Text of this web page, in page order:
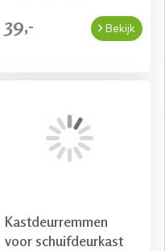
39,- Bekijk
Kastdeurremmen
voor schuifdeurkast